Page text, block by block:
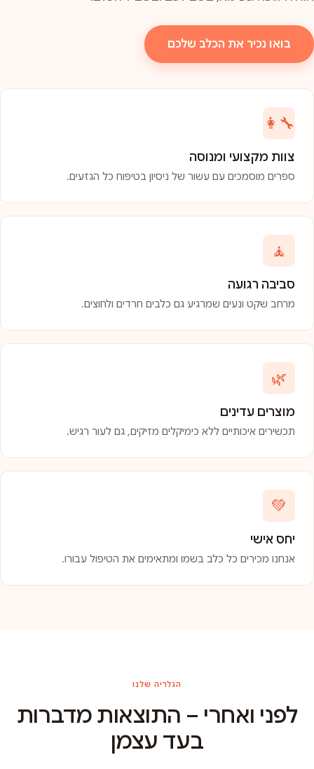
בואו נכיר את הכלב שלכם
👩‍🔧
צוות מקצועי ומנוסה
ספרים מוסמכים עם עשור של ניסיון בטיפוח כל הגזעים.
🧘
סביבה רגועה
מרחב שקט ונעים שמרגיע גם כלבים חרדים ולחוצים.
🌿
מוצרים עדינים
תכשירים איכותיים ללא כימיקלים מזיקים, גם לעור רגיש.
💚
יחס אישי
אנחנו מכירים כל כלב בשמו ומתאימים את הטיפול עבורו.
הגלריה שלנו
לפני ואחרי – התוצאות מדברות
בעד עצמן